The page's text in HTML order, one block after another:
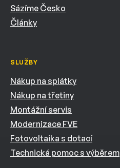
Sázíme Česko
Články
SLUŽBY
Nákup na splátky
Nákup na třetiny
Montážní servis
Modernizace FVE
Fotovoltaika s dotací
Technická pomoc s výběrem